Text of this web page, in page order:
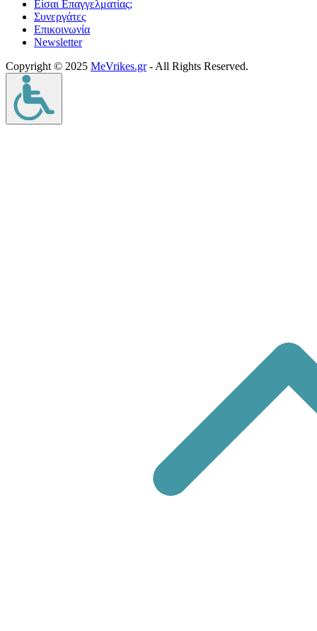
Είσαι Επαγγελματίας;
Συνεργάτες
Επικοινωνία
Νewsletter
Copyright © 2025 MeVrikes.gr- All Rights Reserved.